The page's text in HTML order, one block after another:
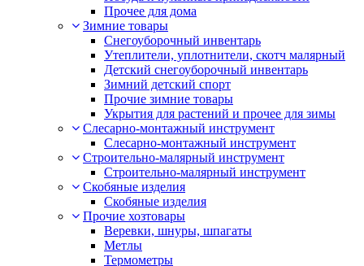
Прочее для дома
Зимние товары
Снегоуборочный инвентарь
Утеплители, уплотнители, скотч малярный
Детский снегоуборочный инвентарь
Зимний детский спорт
Прочие зимние товары
Укрытия для растений и прочее для зимы
Слесарно-монтажный инструмент
Слесарно-монтажный инструмент
Строительно-малярный инструмент
Строительно-малярный инструмент
Скобяные изделия
Скобяные изделия
Прочие хозтовары
Веревки, шнуры, шпагаты
Метлы
Термометры